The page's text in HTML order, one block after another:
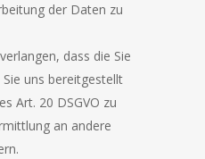
der Daten zu
dass die Sie
uns bereitgestellt
Art. 20 DSGVO zu
an andere